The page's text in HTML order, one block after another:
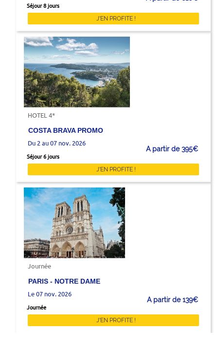
Séjour 8 jours
J'EN PROFITE !
HOTEL 4*
COSTA BRAVA PROMO
Du 2 au 07 nov. 2026
Séjour 6 jours
A partir de 395€
J'EN PROFITE !
Journée
PARIS - NOTRE DAME
Le 07 nov. 2026
Journée
A partir de 139€
J'EN PROFITE !